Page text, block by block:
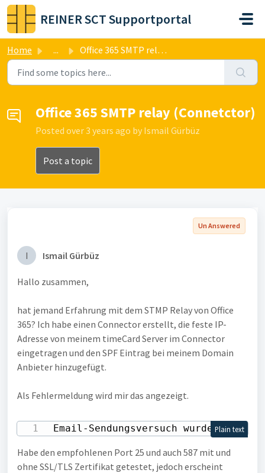
Skip to main content
REINER SCT Supportportal
Home ... Office 365 SMTP relay (Connetctor)
Office 365 SMTP relay (Connetctor)
Posted over 3 years ago by Ismail Gürbüz
Post a topic
Un Answered
I Ismail Gürbüz
Hallo zusammen,
hat jemand Erfahrung mit dem STMP Relay von Office
365? Ich habe einen Connector erstellt, die feste IP-
Adresse von meinem timeCard Server im Connector
eingetragen und den SPF Eintrag bei meinem Domain
Anbieter hinzugefügt.
Als Fehlermeldung wird mir das angezeigt.
Email-Sendungsversuch wurdePlain text
Habe den empfohlenen Port 25 und auch 587 mit und
ohne SSL/TLS Zertifikat getestet, jedoch erscheint